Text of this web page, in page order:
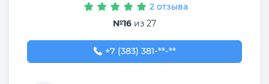
2 отзыва
№16 из 27
+7 (383) 381-60-45
+7 (383) 381-**-**